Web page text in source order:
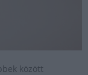
között